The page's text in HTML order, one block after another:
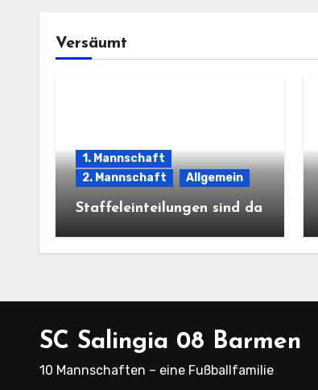
Versäumt
1. Mannschaft
2. Mannschaft
Allgemein
Staffeleinteilungen sind da
SC Salingia 08 Barmen
10 Mannschaften – eine Fußballfamilie